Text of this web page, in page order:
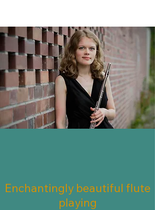
Enchantingly beautiful flute
playing